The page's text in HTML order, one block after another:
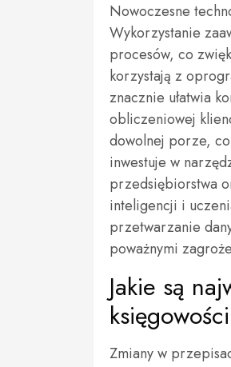
Nowoczesne
Wykorzystanie
procesów, co
korzystają z
znacznie ułatwia
obliczeniowej
dowolnej porze,
inwestuje w
przedsiębiorstwa
inteligencji i
przetwarzanie
poważnymi
Jakie są
księgowości
Zmiany w